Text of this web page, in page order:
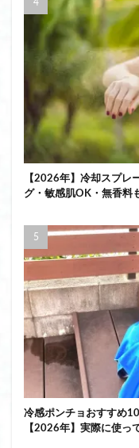
【2026年】冷却スプレ
グ・敏感肌OK・無香料
冷感ポンチョおすすめ
【2026年】実際に使っ